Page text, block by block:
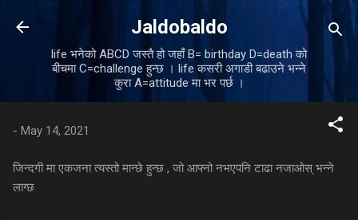
Skip to main content
Jaldobaldo
life भनेको ABCD जस्तै हो जहाँ B= birthday D=death को
बीचमा C=challenge हुन्छ । life कसरी अगाडी बढाउने भन्ने
कुरा A=attitude मा भर पर्छ ।
- May 14, 2021
जिन्दगी मा एकजना त्यस्तो मान्छे हुन्छ , जो आफ्नो नभएपनि टाढा नजाओस् भन्ने
लाग्छ